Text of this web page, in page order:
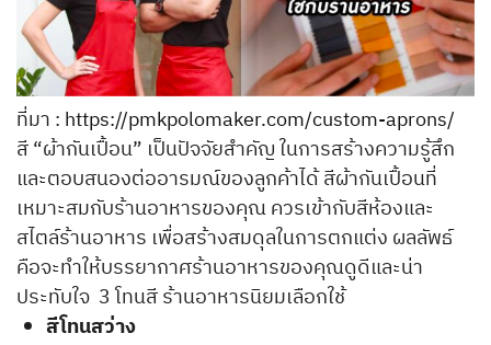
ที่มา : https://pmkpolomaker.com/custom-aprons/
สี “ผ้ากันเปื้อน” เป็นปัจจัยสำคัญ ในการสร้างความรู้สึก
และตอบสนองต่ออารมณ์ของลูกค้าได้ สีผ้ากันเปื้อนที่
เหมาะสมกับร้านอาหารของคุณ ควรเข้ากับสีห้องและ
สไตล์ร้านอาหาร เพื่อสร้างสมดุลในการตกแต่ง ผลลัพธ์
คือจะทำให้บรรยากาศร้านอาหารของคุณดูดีและน่า
ประทับใจ 3 โทนสี ร้านอาหารนิยมเลือกใช้
สีโทนสว่าง